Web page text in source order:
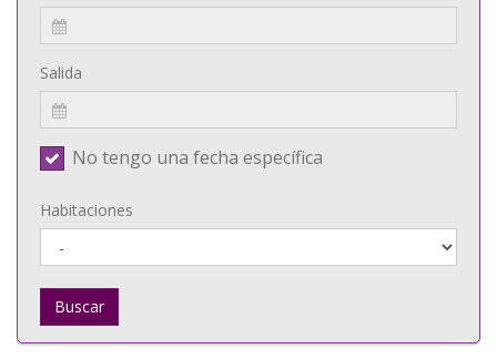
Salida
No tengo una fecha específica
Habitaciones
Buscar